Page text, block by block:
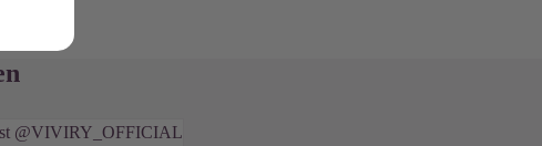
@VIVIRY_OFFICIAL